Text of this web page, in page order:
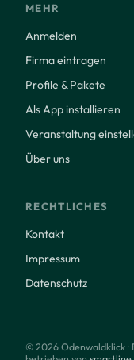
MEHR
Anmelden
Firma eintragen
Profile & Pakete
Als App installieren
Veranstaltung
Über uns
RECHTLICHES
Kontakt
Impressum
Datenschutz
© 2026 Odenwaldklick ·